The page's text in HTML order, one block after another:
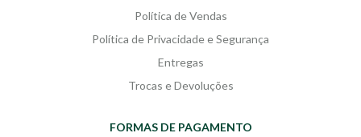
Política de Vendas
Política de Privacidade e Segurança
Entregas
Trocas e Devoluções
FORMAS DE PAGAMENTO